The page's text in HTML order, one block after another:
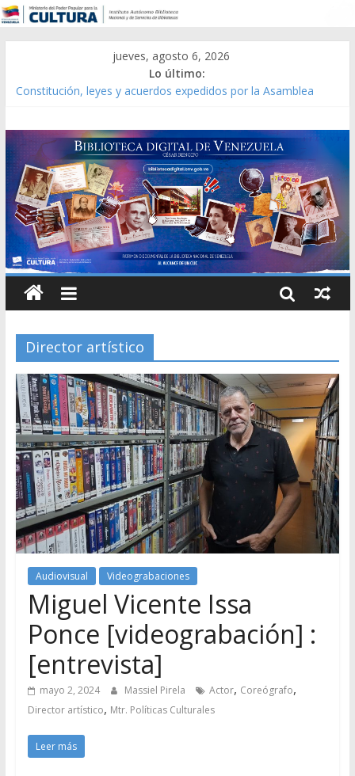
jueves, agosto 6, 2026
Lo último:
Constitución, leyes y acuerdos expedidos por la Asamblea
Modesta Bor Sánchez [material gráfico]
Gaceta Oficial de la República de Venezuela año CXXXIII Mes V,
Caracas 09 de marzo de 2006 N° 38.394
Catálogo temático de obras de Modesta Bor
Director artístico
Audiovisual Videograbaciones
Miguel Vicente Issa
Ponce [videograbación] :
[entrevista]
mayo 2, 2024 Massiel Pirela Actor, Coreógrafo,
Director artístico, Mtr. Políticas Culturales
Leer más